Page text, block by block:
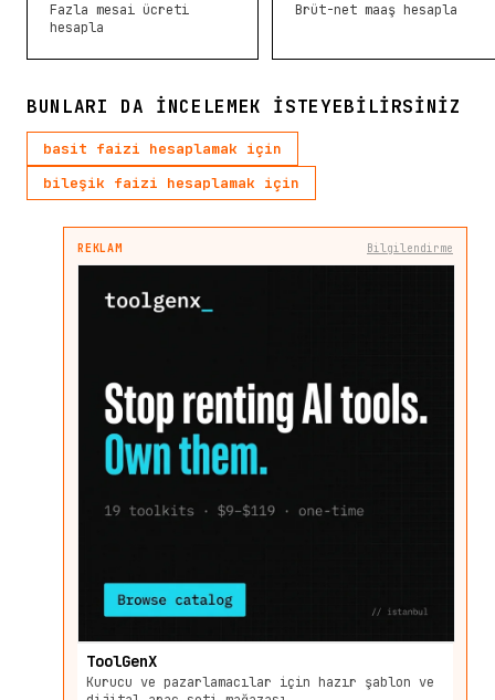
Fazla mesai ücreti
hesapla
Brüt-net maaş hesapla
BUNLARI DA INCELEMEK ISTEYEBILIRSINIZ
basit faizi hesaplamak için
bileşik faizi hesaplamak için
REKLAM Bilgilendirme
ToolGenX
Kurucu ve pazarlamacılar için hazır şablon ve